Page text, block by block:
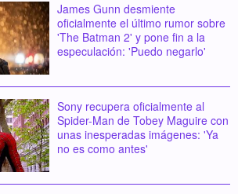
James Gunn desmiente
oficialmente el último rumor sobre
'The Batman 2' y pone fin a la
especulación: 'Puedo negarlo'
Sony recupera oficialmente al
Spider-Man de Tobey Maguire con
unas inesperadas imágenes: 'Ya
no es como antes'